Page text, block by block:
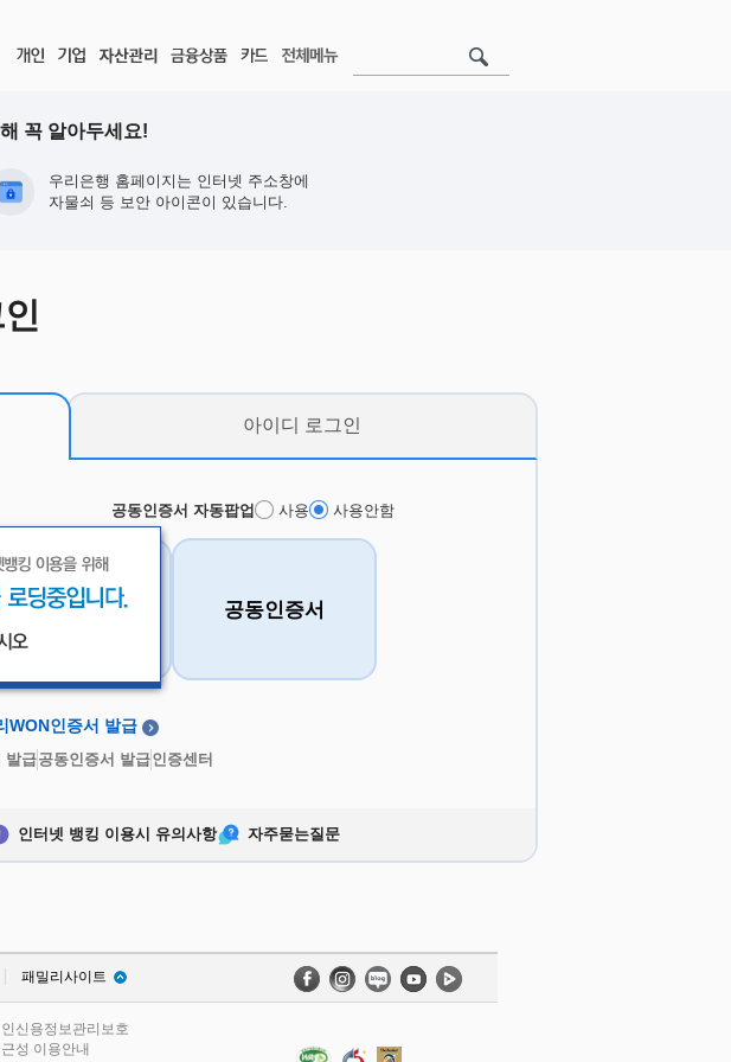
꼭 알아두세요!
우리은행 홈페이지는 인터넷 주소창에
자물쇠 등 보안 아이콘이 있습니다.
공동인증서 자동팝업 사용 사용안함
금융인증서 공동인증서
WON인증서 발급
발급공동인증서 발급인증센터
아이디 로그인
인터넷 뱅킹 이용시 유의사항 자주묻는질문
패밀리사이트
신용정보관리보호
성 이용안내